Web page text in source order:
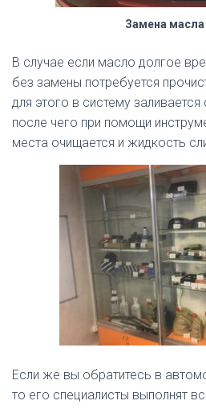
Замена масла
В случае если масло долгое
без замены потребуется
для этого в систему
после чего при помощи
места очищается и жидкость
Если же вы обратитесь в
то его специалисты выполнят